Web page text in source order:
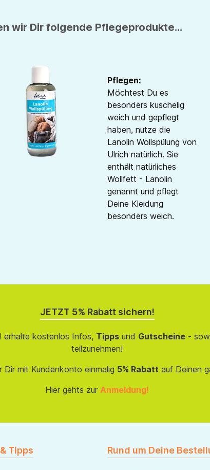
wir Dir folgende Pflegeprodukte...
Pflegen:
Möchtest Du es
besonders kuschelig
weich und gepflegt
haben, nutze die
Lanolin Wollspülung von
Ulrich natürlich. Sie
enthält natürliches
Wollfett - Lanolin
genannt und pflegt
Deine Kleidung
besonders weich.
JETZT 5% Rabatt sichern!
erhalte kostenlos Infos, Tippsund Gutscheine-
teilzunehmen!
Dir mit Kundenkonto einmalig 5% Rabatt auf Deinen
Hier gehts zur Anmeldung!
Tipps Rund um Deine